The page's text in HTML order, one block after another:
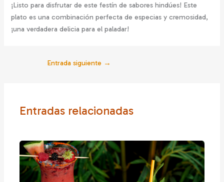
¡Listo para disfrutar de este festín de sabores hindúes! Este
plato es una combinación perfecta de especias y cremosidad,
¡una verdadera delicia para el paladar!
Entrada siguiente →
Entradas relacionadas